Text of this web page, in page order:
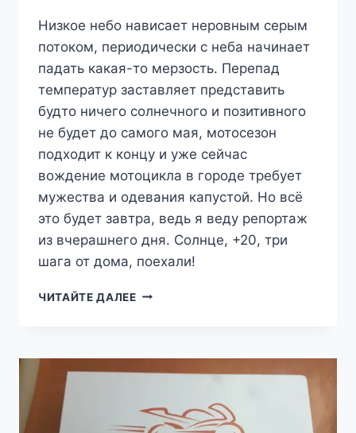
Низкое небо нависает неровным серым
потоком, периодически с неба начинает
падать какая-то мерзость. Перепад
температур заставляет представить
будто ничего солнечного и позитивного
не будет до самого мая, мотосезон
подходит к концу и уже сейчас
вождение мотоцикла в городе требует
мужества и одевания капустой. Но всё
это будет завтра, ведь я веду репортаж
из вчерашнего дня. Солнце, +20, три
шага от дома, поехали!
ЧИТАЙТЕ ДАЛЕЕТРИ
—
НА